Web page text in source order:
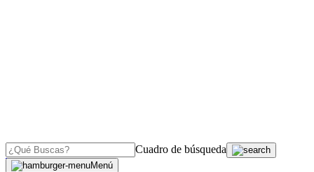
Cuadro de búsqueda
Menú
OJO